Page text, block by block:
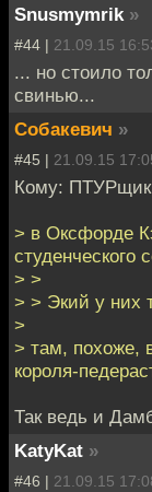
Snusmymrik »
#44 | 21.09.15
... но стоило
свинью...
Собакевич »
#45 | 21.09.15
Кому:
> в Оксфорде
студенческого
> >
> > Экий у них
>
> там, похоже,
короля-
Так ведь и
KatyKat »
#46 | 21.09.15